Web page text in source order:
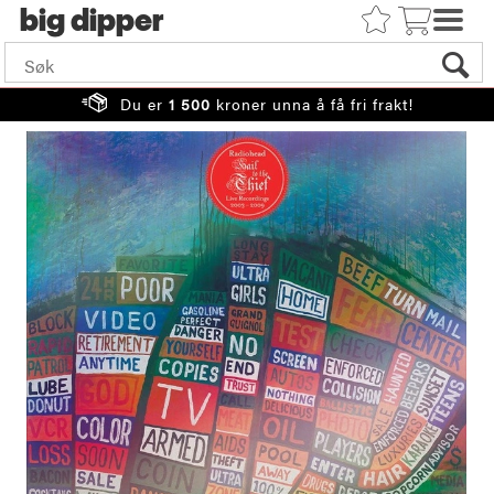
big
Du er 1 500 kroner unna å få fri frakt!